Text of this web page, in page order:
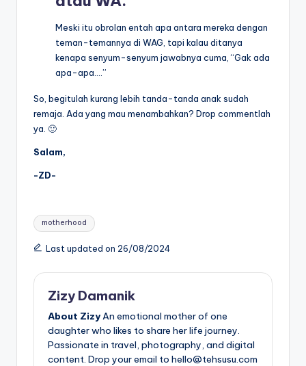
Meski itu obrolan entah apa antara mereka dengan
teman-temannya di WAG, tapi kalau ditanya
kenapa senyum-senyum jawabnya cuma, “Gak ada
apa-apa….”
So, begitulah kurang lebih tanda-tanda anak sudah
remaja. Ada yang mau menambahkan? Drop commentlah
ya. 🙂
Salam,
-ZD-
Tags:
motherhood
Last updated on 26/08/2024
Zizy Damanik
About ZizyAn emotional mother of one
daughter who likes to share her life journey.
Passionate in travel, photography, and digital
content. Drop your email to hello@tehsusu.com